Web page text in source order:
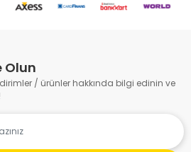
Olun
/ ürünler hakkında bilgi edinin ve